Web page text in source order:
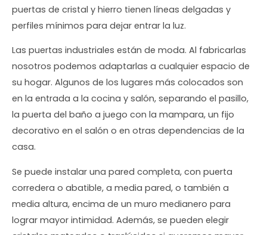
puertas de cristal y hierro tienen líneas delgadas y
perfiles mínimos para dejar entrar la luz.
Las puertas industriales están de moda. Al fabricarlas
nosotros podemos adaptarlas a cualquier espacio de
su hogar. Algunos de los lugares más colocados son
en la entrada a la cocina y salón, separando el pasillo,
la puerta del baño a juego con la mampara, un fijo
decorativo en el salón o en otras dependencias de la
casa.
Se puede instalar una pared completa, con puerta
corredera o abatible, a media pared, o también a
media altura, encima de un muro medianero para
lograr mayor intimidad. Además, se pueden elegir